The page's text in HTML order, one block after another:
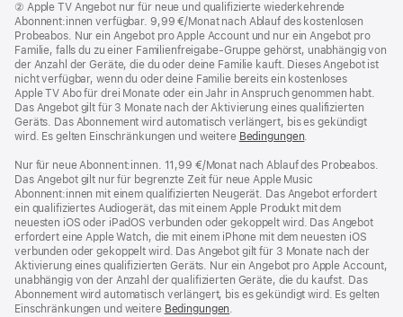
Fußnote
② Apple TV Angebot nur für neue und qualifizierte wiederkehrende
Abonnent:innen verfügbar. 9,99 €/Monat nach Ablauf des kostenlosen
Probeabos. Nur ein Angebot pro Apple Account und nur ein Angebot pro
Familie, falls du zu einer Familienfreigabe-Gruppe gehörst, unabhängig von
der Anzahl der Geräte, die du oder deine Familie kauft. Dieses Angebot ist
nicht verfügbar, wenn du oder deine Familie bereits ein kostenloses
Apple TV Abo für drei Monate oder ein Jahr in Anspruch genommen habt.
Das Angebot gilt für 3 Monate nach der Aktivierung eines qualifizierten
Geräts. Das Abonnement wird automatisch verlängert, bis es gekündigt
wird. Es gelten Einschränkungen und weitere Bedingungen.
Nur für neue Abonnent:innen. 11,99 €/Monat nach Ablauf des Probeabos.
Das Angebot gilt nur für begrenzte Zeit für neue Apple Music
Abonnent:innen mit einem qualifizierten Neugerät. Das Angebot erfordert
ein qualifiziertes Audiogerät, das mit einem Apple Produkt mit dem
neuesten iOS oder iPadOS verbunden oder gekoppelt wird. Das Angebot
erfordert eine Apple Watch, die mit einem iPhone mit dem neuesten iOS
verbunden oder gekoppelt wird. Das Angebot gilt für 3 Monate nach der
Aktivierung eines qualifizierten Geräts. Nur ein Angebot pro Apple Account,
unabhängig von der Anzahl der qualifizierten Geräte, die du kaufst. Das
Abonnement wird automatisch verlängert, bis es gekündigt wird. Es gelten
Einschränkungen und weitere Bedingungen.